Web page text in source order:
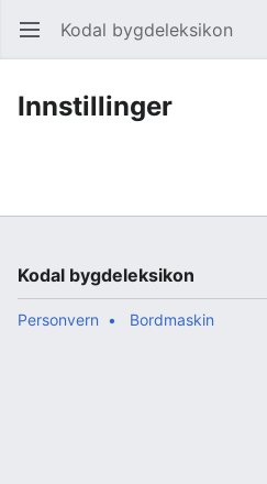
Åpne hovedmenyen Kodal bygdeleksikon
Innstillinger
Kodal bygdeleksikon
Personvern Bordmaskin